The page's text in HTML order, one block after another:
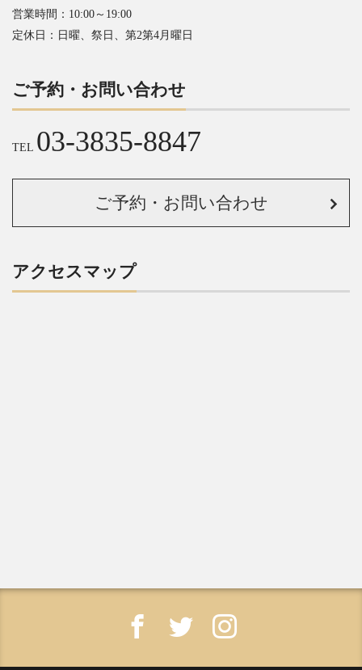
営業時間：10:00～19:00
定休日：日曜、祭日、第2第4月曜日
ご予約・お問い合わせ
TEL 03-3835-8847
ご予約・お問い合わせ
アクセスマップ